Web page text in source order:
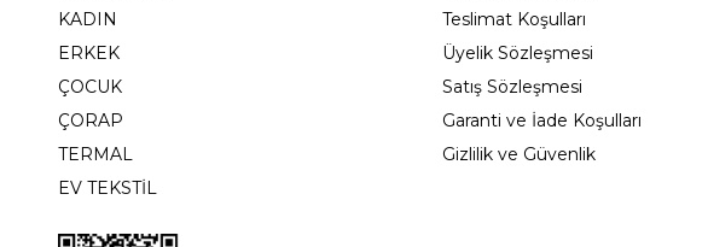
KADIN
ERKEK
ÇOCUK
ÇORAP
TERMAL
EV TEKSTİL
Teslimat Koşulları
Üyelik Sözleşmesi
Satış Sözleşmesi
Garanti ve İade Koşulları
Gizlilik ve Güvenlik